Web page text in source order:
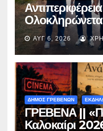
Περιβόλι –
ΑΥΓ 6, 2026
ΔΗΜΟΣ ΓΡΕΒΕΝΩΝ
ΓΡΕΒΕΝΑ ||
Καλοκαίρι